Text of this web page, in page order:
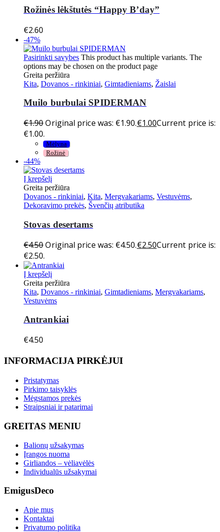
Rožinės lėkštutės “Happy B’day”
€2.60
-47%
Pasirinkti savybes This product has multiple variants. The
options may be chosen on the product page
Greita peržiūra
Kita, Dovanos - rinkiniai, Gimtadieniams, Žaislai
Muilo burbulai SPIDERMAN
€1.90Original price was: €1.90.€1.00Current price is:
€1.00.
Mėlyna
Rožinė
-44%
Į krepšelį
Greita peržiūra
Dovanos - rinkiniai, Kita, Mergvakariams, Vestuvėms,
Dekoravimo prekės, Švenčių atributika
Stovas desertams
€4.50Original price was: €4.50.€2.50Current price is:
€2.50.
Į krepšelį
Greita peržiūra
Kita, Dovanos - rinkiniai, Gimtadieniams, Mergvakariams,
Vestuvėms
Antrankiai
€4.50
INFORMACIJA PIRKĖJUI
Pristatymas
Pirkimo taisyklės
Mėgstamos prekės
Straipsniai ir patarimai
GREITAS MENIU
Balionų užsakymas
Įrangos nuoma
Girliandos – vėliavėlės
Individualūs užsakymai
EmigusDeco
Apie mus
Kontaktai
Privatumo politika